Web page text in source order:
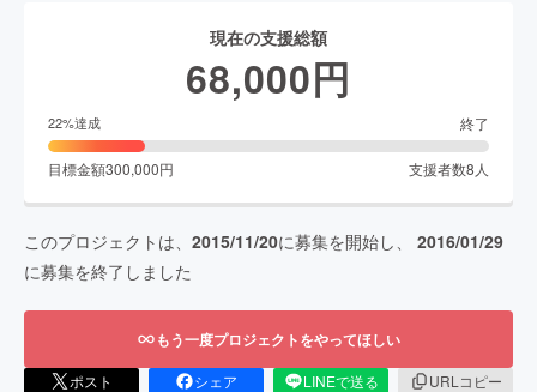
現在の支援総額
68,000円
22%達成 終了
目標金額300,000円 支援者数8 人
このプロジェクトは、 2015/11/20に募集を開始し、 2016/01/29
に募集を終了しました
もう一度プロジェクトをやってほしい
ポスト シェア LINEで送る
URLコピー